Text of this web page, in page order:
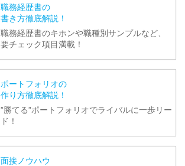
職務経歴書の
書き方徹底解説！
職務経歴書のキホンや職種別サンプルなど、
要チェック項目満載！
ポートフォリオの
作り方徹底解説！
”勝てる”ポートフォリオでライバルに一歩リー
ド！
面接ノウハウ